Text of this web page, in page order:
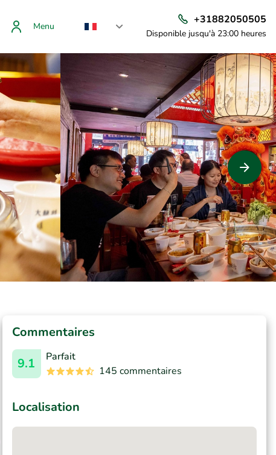
Menu
+31882050505
Disponible jusqu'à 23:00 heures
Commentaires
9.1
Parfait
145 commentaires
Localisation